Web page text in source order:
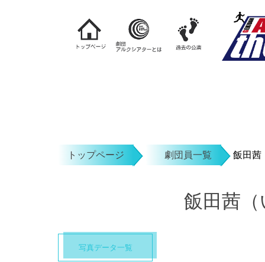
トップページ 劇団員一覧 飯田茜
飯田茜
写真データ一覧